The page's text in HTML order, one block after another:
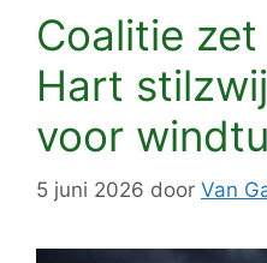
Coalitie zet
Hart
voor
5 juni 2026 door Van